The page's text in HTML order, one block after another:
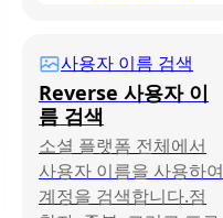
사용자 이름 검색
Reverse 사용자 이
름 검색
소셜 플랫폼 전체에서
사용자 이름을 사용하여
계정을 검색합니다.점